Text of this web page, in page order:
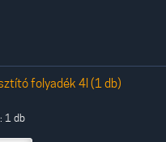
folyadék 4l (1 db)
1 db